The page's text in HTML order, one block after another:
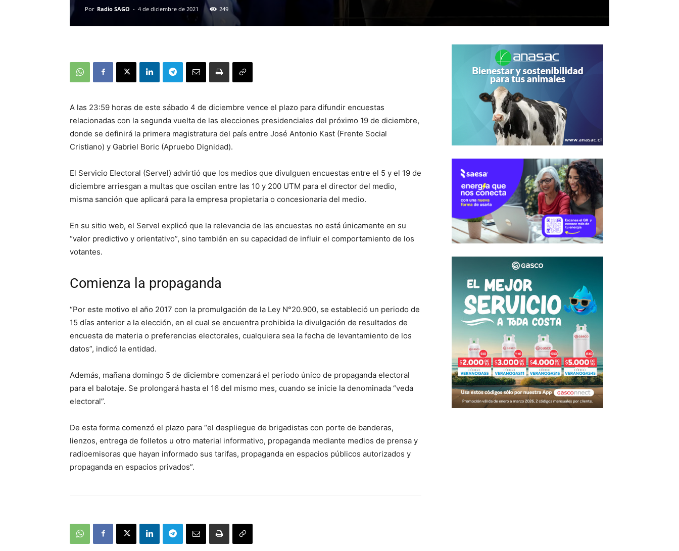
Por Radio SAGO - 4 de diciembre de 2021 249
A las 23:59 horas de este sábado 4 de diciembre vence el plazo para difundir encuestas
relacionadas con la segunda vuelta de las elecciones presidenciales del próximo 19 de diciembre,
donde se definirá la primera magistratura del país entre José Antonio Kast (Frente Social
Cristiano) y Gabriel Boric (Apruebo Dignidad).
El Servicio Electoral (Servel) advirtió que los medios que divulguen encuestas entre el 5 y el 19 de
diciembre arriesgan a multas que oscilan entre las 10 y 200 UTM para el director del medio,
misma sanción que aplicará para la empresa propietaria o concesionaria del medio.
En su sitio web, el Servel explicó que la relevancia de las encuestas no está únicamente en su
“valor predictivo y orientativo”, sino también en su capacidad de influir el comportamiento de los
votantes.
Comienza la propaganda
“Por este motivo el año 2017 con la promulgación de la Ley N°20.900, se estableció un periodo de
15 días anterior a la elección, en el cual se encuentra prohibida la divulgación de resultados de
encuesta de materia o preferencias electorales, cualquiera sea la fecha de levantamiento de los
datos”, indicó la entidad.
Además, mañana domingo 5 de diciembre comenzará el periodo único de propaganda electoral
para el balotaje. Se prolongará hasta el 16 del mismo mes, cuando se inicie la denominada “veda
electoral”.
De esta forma comenzó el plazo para “el despliegue de brigadistas con porte de banderas,
lienzos, entrega de folletos u otro material informativo, propaganda mediante medios de prensa y
radioemisoras que hayan informado sus tarifas, propaganda en espacios públicos autorizados y
propaganda en espacios privados”.